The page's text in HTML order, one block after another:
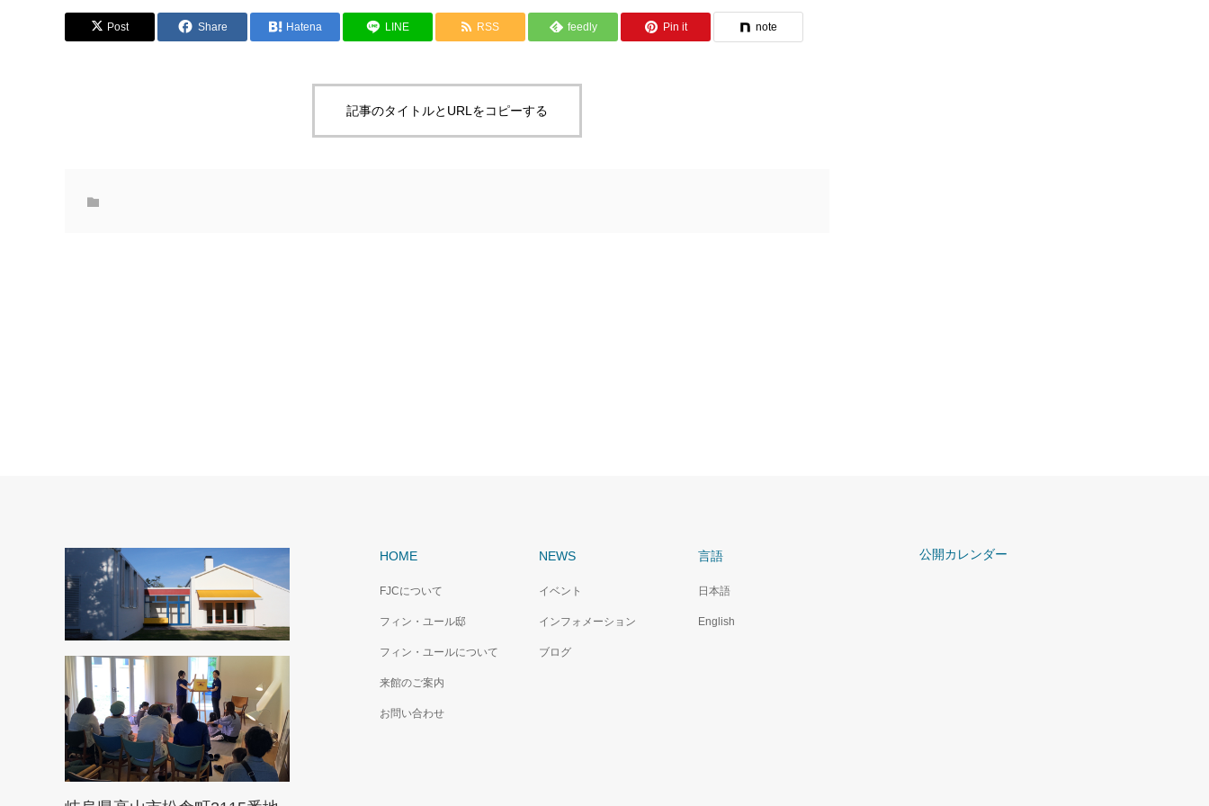
Post Share Hatena LINE RSS feedly Pin it note
記事のタイトルとURLをコピーする
HOME
FJCについて
フィン・ユール邸
フィン・ユールについて
来館のご案内
お問い合わせ
NEWS
イベント
インフォメーション
ブログ
言語
日本語
English
公開カレンダー